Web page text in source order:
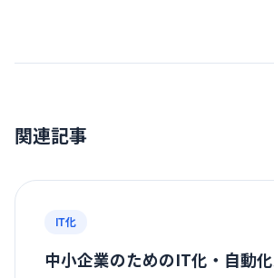
関連記事
IT化
中小企業のためのIT化・自動